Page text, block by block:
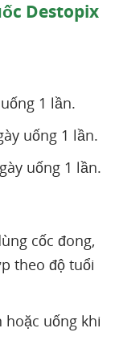
Destopix
1 lần.
uống 1 lần.
uống 1 lần.
cốc đong,
theo độ tuổi
hoặc uống khi